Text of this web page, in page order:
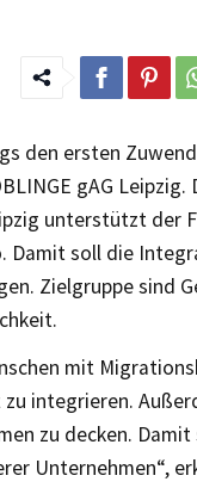
den ersten
gAG Leipzig.
unterstützt der
Damit soll die
Zielgruppe sind
mit
integrieren.
zu decken.
Unternehmen“,